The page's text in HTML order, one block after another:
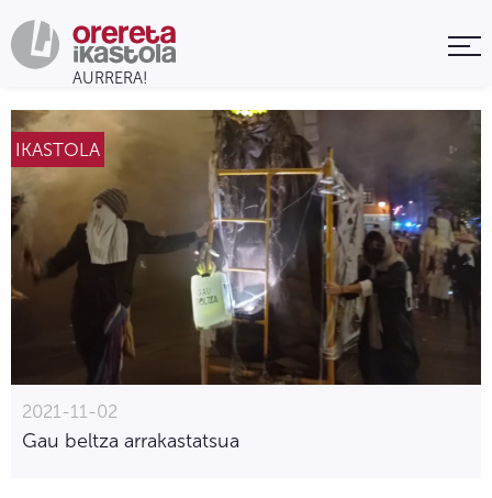
IKASTOLA
2021-11-02
Gau beltza arrakastatsua